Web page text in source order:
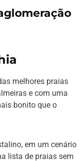
melhores praias
e com uma
bonito que o
em um cenário
lista de praias sem